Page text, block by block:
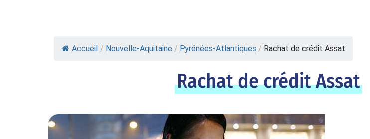
Accueil / Nouvelle-Aquitaine / Pyrénées-Atlantiques / Rachat de crédit Assat
Rachat de crédit Assat